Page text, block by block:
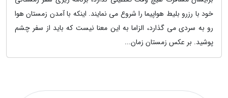
خود با رزرو بلیط هواپیما را شروع می نمایند. اینکه با آمدن زمستان هوا
رو به سردی می گذارد، الزاما به این معنا نیست که باید از سفر چشم
پوشید. بر عکس زمستان زمان...